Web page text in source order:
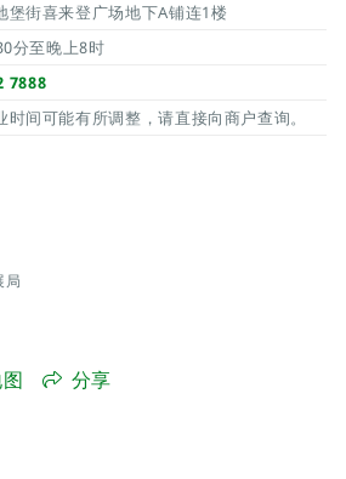
堡街喜来登广场地下A铺连1楼
分至晚上8时
7888
时间可能有所调整，请直接向商户查询。
局
分享